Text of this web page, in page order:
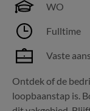
WO
Fulltime
Vaste
Ontdek of de
loopbaanstap is.